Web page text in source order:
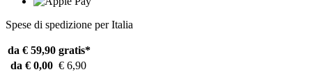
Spese di spedizione per Italia
da € 59,90 gratis*
da € 0,00 € 6,90